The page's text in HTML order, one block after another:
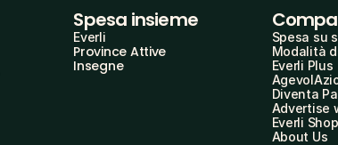
Spesa insieme
Everli
Province Attive
Insegne
Spesa su
Modalità
Everli Plus
Diventa
Advertise
Everli
About Us